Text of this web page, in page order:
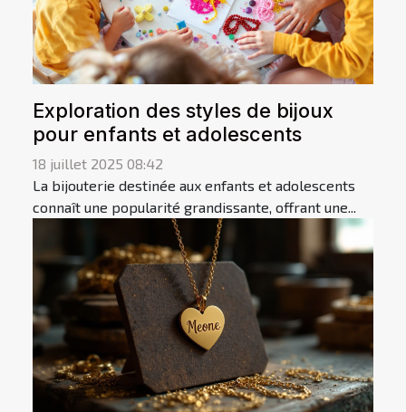
Exploration des styles de bijoux
pour enfants et adolescents
18 juillet 2025 08:42
La bijouterie destinée aux enfants et adolescents
connaît une popularité grandissante, offrant une...